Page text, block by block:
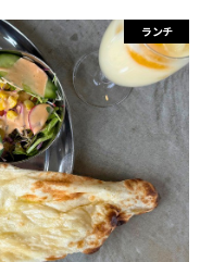
ランチ